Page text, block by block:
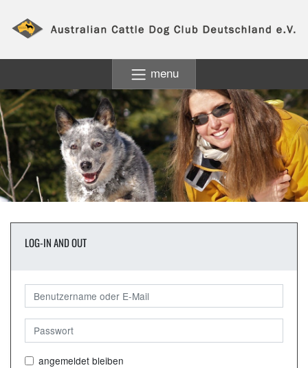
menu
LOG-IN AND OUT
angemeldet bleiben